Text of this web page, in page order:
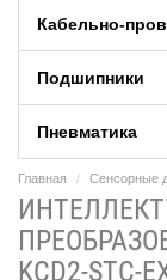
Кабельно-
Подшипники
Пневматика
Главная Сенсорные
KCD2-STC-